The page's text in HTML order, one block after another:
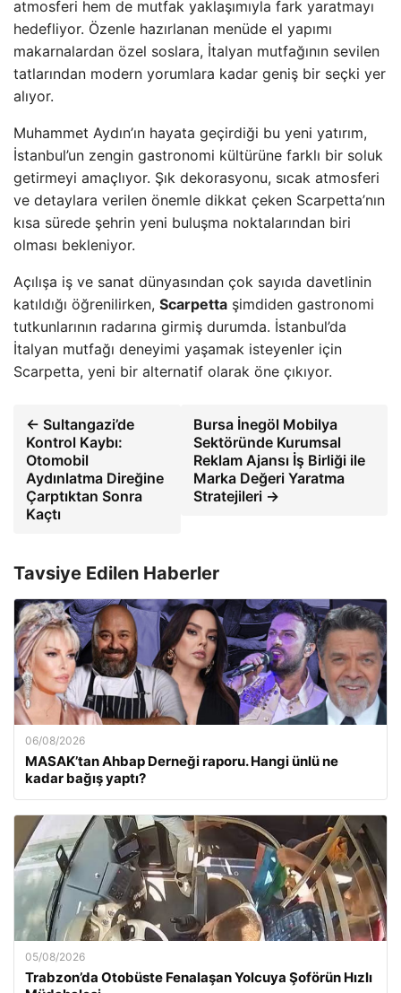
atmosferi hem de mutfak yaklaşımıyla fark yaratmayı
hedefliyor. Özenle hazırlanan menüde el yapımı
makarnalardan özel soslara, İtalyan mutfağının sevilen
tatlarından modern yorumlara kadar geniş bir seçki yer
alıyor.
Muhammet Aydın’ın hayata geçirdiği bu yeni yatırım,
İstanbul’un zengin gastronomi kültürüne farklı bir soluk
getirmeyi amaçlıyor. Şık dekorasyonu, sıcak atmosferi
ve detaylara verilen önemle dikkat çeken Scarpetta’nın
kısa sürede şehrin yeni buluşma noktalarından biri
olması bekleniyor.
Açılışa iş ve sanat dünyasından çok sayıda davetlinin
katıldığı öğrenilirken, Scarpetta şimdiden gastronomi
tutkunlarının radarına girmiş durumda. İstanbul’da
İtalyan mutfağı deneyimi yaşamak isteyenler için
Scarpetta, yeni bir alternatif olarak öne çıkıyor.
← Sultangazi’de
Kontrol Kaybı:
Otomobil
Aydınlatma Direğine
Çarptıktan Sonra
Kaçtı
Bursa İnegöl Mobilya
Sektöründe Kurumsal
Reklam Ajansı İş Birliği ile
Marka Değeri Yaratma
Stratejileri →
Tavsiye Edilen Haberler
06/08/2026
MASAK’tan Ahbap Derneği raporu. Hangi ünlü ne
kadar bağış yaptı?
05/08/2026
Trabzon’da Otobüste Fenalaşan Yolcuya Şoförün Hızlı